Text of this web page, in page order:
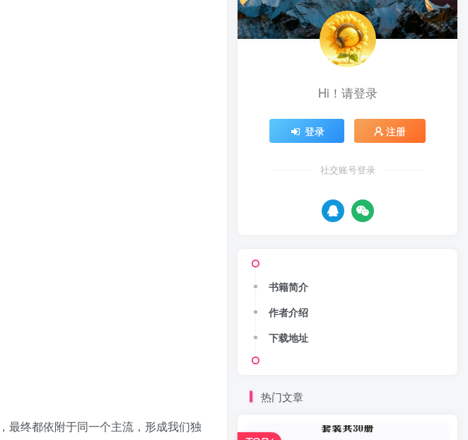
最终都依附于同一个主流，形成我们独
Hi！请登录
登录 注册
社交账号登录
书籍简介
作者介绍
下载地址
热门文章